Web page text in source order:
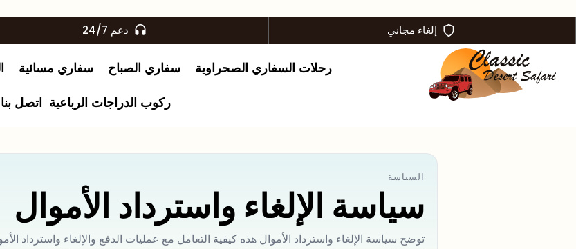
إلغاء مجاني دعم 24/7
رحلات السفاري الصحراوية سفاري الصباح سفاري مسائية
ركوب الدراجات الرباعية اتصل بنا
السياسة
سياسة الإلغاء واسترداد الأموال
توضح سياسة الإلغاء واسترداد الأموال هذه كيفية التعامل مع عمليات الدفع والإلغاء واسترداد